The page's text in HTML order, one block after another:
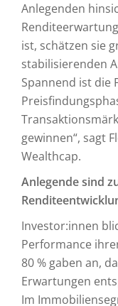
Anlegenden
ist, schätzen sie
stabilisierenden
Spannend ist die
gewinnen“, sagt
Wealthcap.
Anlegende sind
Investor:innen
Performance
80 % gaben an,
Erwartungen
Im